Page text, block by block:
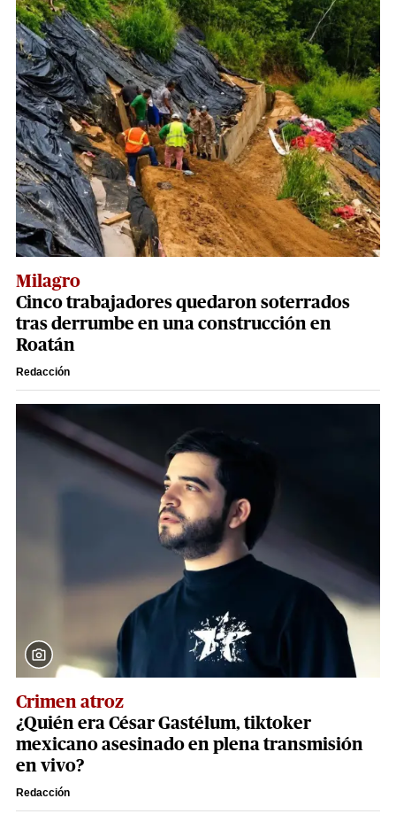
Milagro
Cinco trabajadores quedaron soterrados
tras derrumbe en una construcción en
Roatán
Redacción
Crimen atroz
¿Quién era César Gastélum, tiktoker
mexicano asesinado en plena transmisión
en vivo?
Redacción